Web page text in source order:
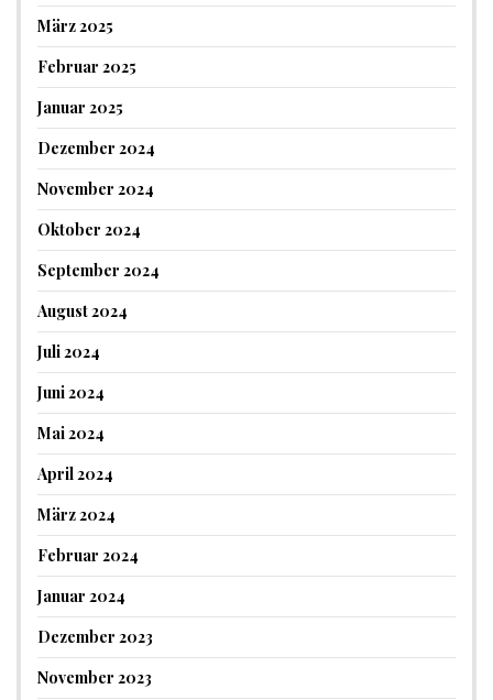
März 2025
Februar 2025
Januar 2025
Dezember 2024
November 2024
Oktober 2024
September 2024
August 2024
Juli 2024
Juni 2024
Mai 2024
April 2024
März 2024
Februar 2024
Januar 2024
Dezember 2023
November 2023